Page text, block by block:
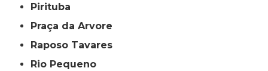
Pirituba
Praça da Arvore
Raposo Tavares
Rio Pequeno